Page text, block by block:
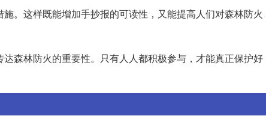
。这样既能增加手抄报的可读性，又能提高人们对森林防火
森林防火的重要性。只有人人都积极参与，才能真正保护好